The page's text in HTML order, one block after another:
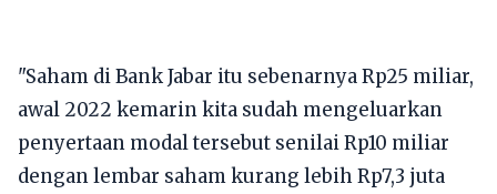
"Saham di Bank Jabar itu sebenarnya Rp25 miliar,
awal 2022 kemarin kita sudah mengeluarkan
penyertaan modal tersebut senilai Rp10 miliar
dengan lembar saham kurang lebih Rp7,3 juta